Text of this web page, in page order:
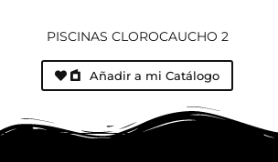
PISCINAS CLOROCAUCHO 2
Añadir a mi Catálogo